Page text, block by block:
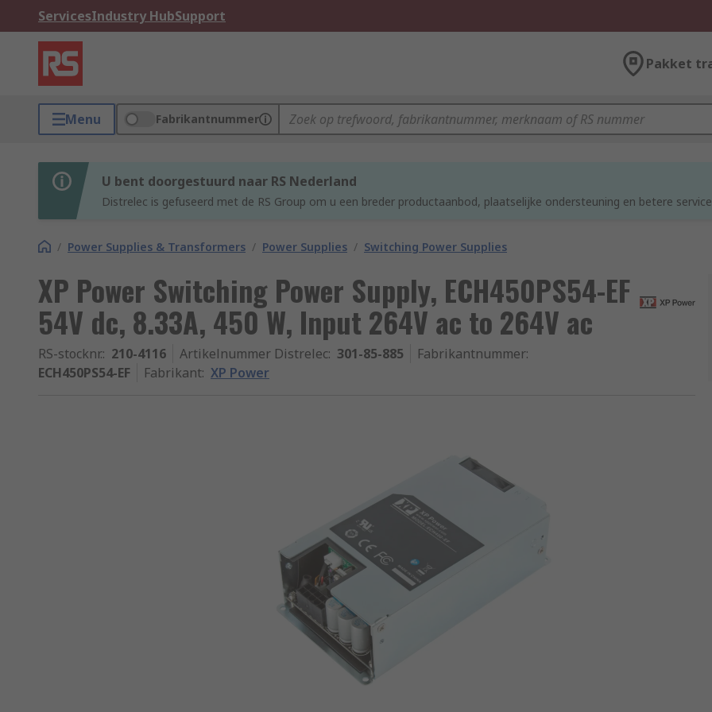
ServicesIndustry HubSupport
Pakket
Menu Fabrikantnummer
U bent doorgestuurd naar RS Nederland
Distrelec is gefuseerd met de RS Group om u een breder productaanbod, plaatselijke ondersteuning en betere
/ Power Supplies & Transformers / Power Supplies / Switching Power Supplies
XP Power Switching Power Supply, ECH450PS54-EF
54V dc, 8.33A, 450 W, Input 264V ac to 264V ac
RS-stocknr.: 210-4116 Artikelnummer Distrelec: 301-85-885 Fabrikantnummer:
ECH450PS54-EF
Fabrikant: XP Power